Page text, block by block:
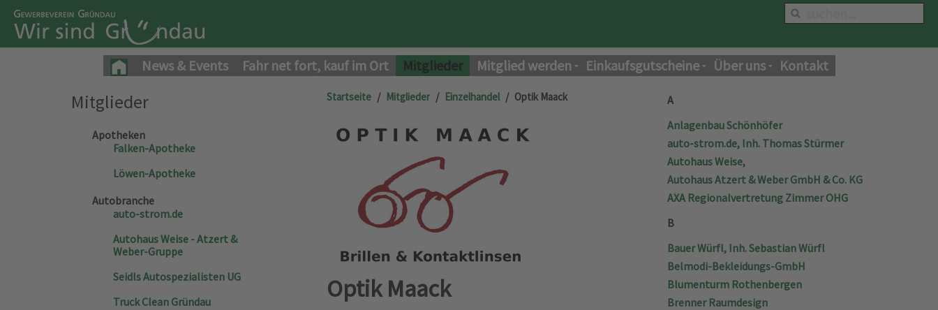
News & Events Fahr net fort, kauf im Ort Mitglieder Mitglied werden Einkaufsgutscheine Über uns Kontakt
Startseite Mitglieder Einzelhandel Optik Maack
Optik Maack
Mitglieder
Apotheken
Falken-Apotheke
Löwen-Apotheke
Autobranche
auto-strom.de
Autohaus Weise - Atzert &
Weber-Gruppe
Seidls Autospezialisten UG
Truck Clean Gründau
A
Anlagenbau Schönhöfer
auto-strom.de, Inh. Thomas Stürmer
Autohaus Weise,
Autohaus Atzert & Weber GmbH & Co. KG
AXA Regionalvertretung Zimmer OHG
B
Bauer Würfl, Inh. Sebastian Würfl
Belmodi-Bekleidungs-GmbH
Blumenturm Rothenbergen
Brenner Raumdesign